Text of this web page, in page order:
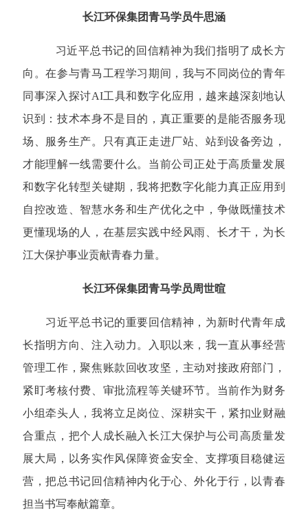
长江环保集团青马学员牛思涵
习近平总书记的回信精神为我们指明了成长方
向。在参与青马工程学习期间，我与不同岗位的青年
同事深入探讨AI工具和数字化应用，越来越深刻地认
识到：技术本身不是目的，真正重要的是能否服务现
场、服务生产。只有真正走进厂站、站到设备旁边，
才能理解一线需要什么。当前公司正处于高质量发展
和数字化转型关键期，我将把数字化能力真正应用到
自控改造、智慧水务和生产优化之中，争做既懂技术
更懂现场的人，在基层实践中经风雨、长才干，为长
江大保护事业贡献青春力量。
长江环保集团青马学员周世暄
习近平总书记的重要回信精神，为新时代青年成
长指明方向、注入动力。入职以来，我一直从事经营
管理工作，聚焦账款回收攻坚，主动对接政府部门，
紧盯考核付费、审批流程等关键环节。当前作为财务
小组牵头人，我将立足岗位、深耕实干，紧扣业财融
合重点，把个人成长融入长江大保护与公司高质量发
展大局，以务实作风保障资金安全、支撑项目稳健运
营，把总书记回信精神内化于心、外化于行，以青春
担当书写奉献篇章。